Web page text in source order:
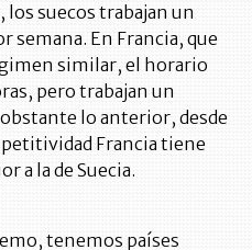
suecos trabajan un
semana. En Francia, que
similar, el horario
pero trabajan un
lo anterior, desde
Francia tiene
a la de Suecia.
tenemos países